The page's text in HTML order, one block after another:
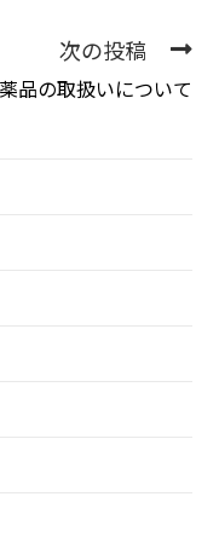
次の投稿
品の取扱いについて